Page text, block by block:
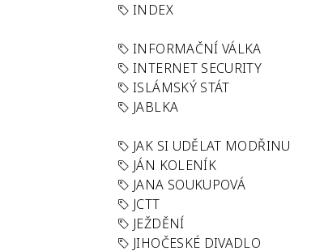
INDEX
INFORMAČNÍ VÁLKA
INTERNET SECURITY
ISLÁMSKÝ STÁT
JABLKA
JAK SI UDĚLAT MODŘINU
JÁN KOLENÍK
JANA SOUKUPOVÁ
JCTT
JEŽDĚNÍ
JIHOČESKÉ DIVADLO